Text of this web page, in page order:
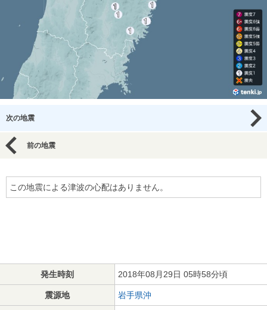
次の地震
前の地震
この地震による津波の心配はありません。
発生時刻 2018年08月29日 05時58分頃
震源地 岩手県沖